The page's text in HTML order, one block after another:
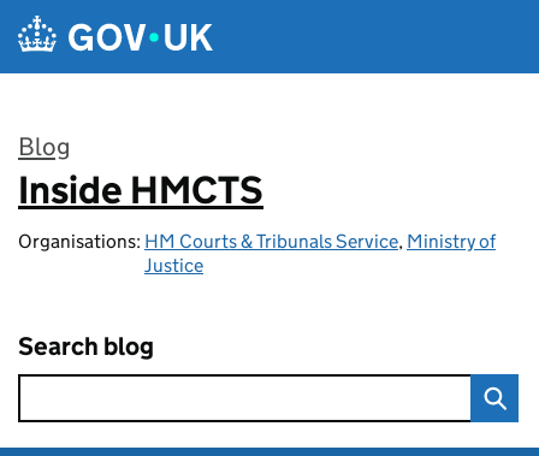
Skip to main content
Blog
:
Inside HMCTS
Organisations: HM Courts & Tribunals Service, Ministry of
Justice
Search blog